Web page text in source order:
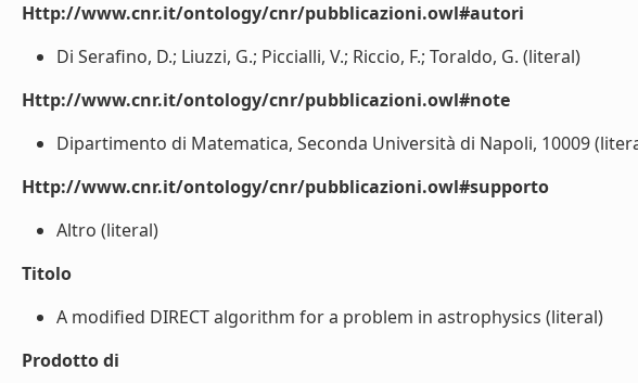
Http://www.cnr.it/ontology/cnr/pubblicazioni.owl#autori
Di Serafino, D.; Liuzzi, G.; Piccialli, V.; Riccio, F.; Toraldo, G. (literal)
Http://www.cnr.it/ontology/cnr/pubblicazioni.owl#note
Dipartimento di Matematica, Seconda Università di Napoli, 10009
Http://www.cnr.it/ontology/cnr/pubblicazioni.owl#supporto
Altro (literal)
Titolo
A modified DIRECT algorithm for a problem in astrophysics (literal)
Prodotto di